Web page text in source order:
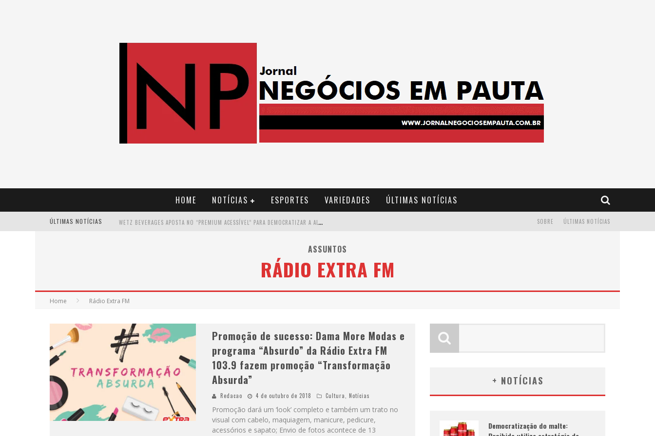
HOME NOTÍCIAS ESPORTES VARIEDADES ÚLTIMAS NOTÍCIAS
ÚLTIMAS NOTÍCIAS W
ETZ BEVERAGES APOSTA NO “PREMIUM ACESSÍVEL” PARA DEMOCRATIZAR A ALTA COQUETELARIA COM GARRAFAS DE 1 LITRO
COMO A CORTEX SEDUZIU GOOGLE, AWS E MCDONALD’S COM IA PARA O GO-TO-MARKET
ÚLTIMAS NOTÍCIAS
SOBRE
ASSUNTOS
RÁDIO EXTRA FM
Home Rádio Extra FM
Promoção de sucesso: Dama More Modas e
programa “Absurdo” da Rádio Extra FM
103.9 fazem promoção “Transformação
Absurda”
Redacao 4 de outubro de 2018 Cultura Notícias
Promoção dará um ‘look’ completo e também um trato no
visual com cabelo, maquiagem, manicure, pedicure,
acessórios e sapato; Envio de fotos acontece de 13
+ NOTÍCIAS
Democratização do malte: